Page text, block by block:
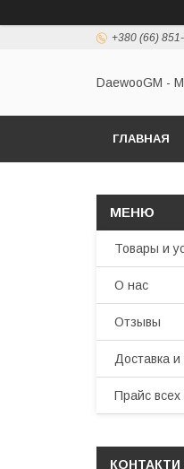
+380 (66)
DaewooGM -
ГЛАВНАЯ
Товары и
О нас
Отзывы
Доставка и
Прайс всех
КОНТАКТИ